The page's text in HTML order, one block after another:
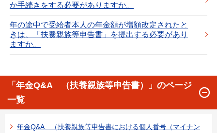
か手続きをする必要がありますか。
年の途中で受給者本人の年金額が増額改定されたと
きは、「扶養親族等申告書」を提出する必要があり
ますか。
「年金Q&A （扶養親族等申告書）」のページ
一覧
年金Q&A （扶養親族等申告書における個人番号（マイナン